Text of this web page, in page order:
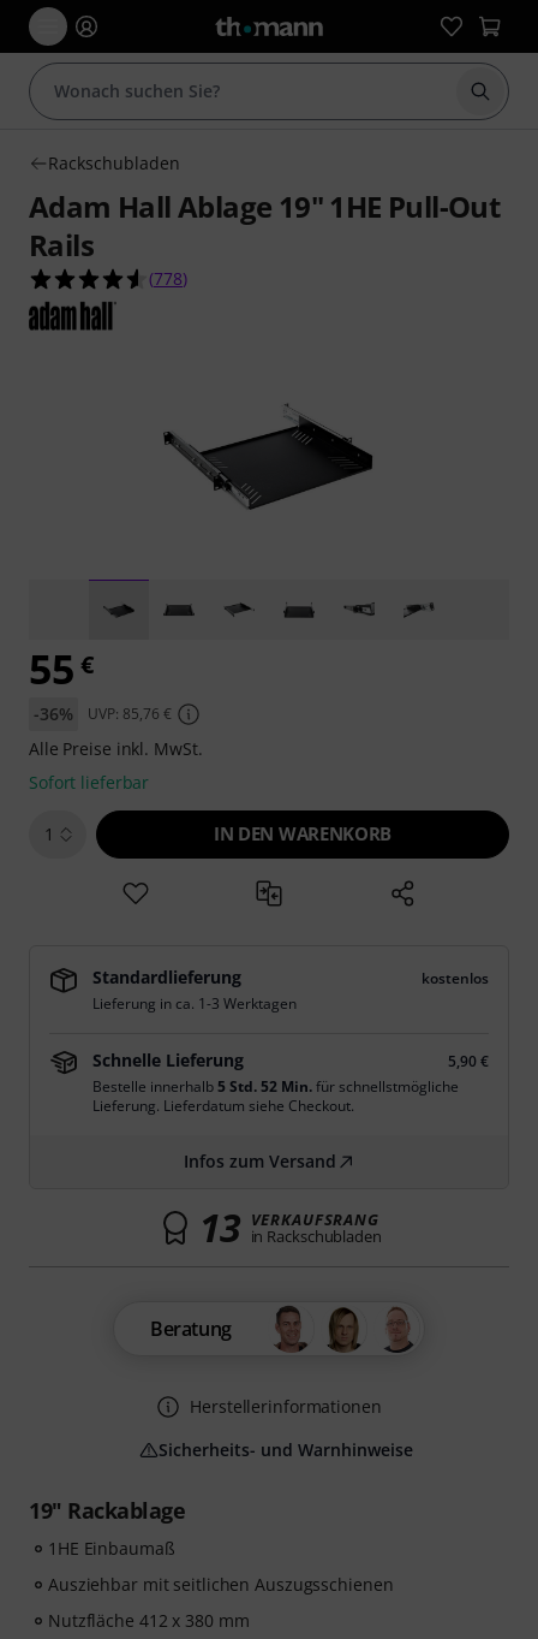
Suche
Rackschubladen
Adam Hall Ablage 19" 1HE Pull-Out
Rails
4.6 von 5 Sternen aus 778 Kundenbewertungen
(778)
19" Rackablage
1HE Einbaumaß
Ausziehbar mit seitlichen Auszugsschienen
Nutzfläche 412 x 380 mm
55 €
-36% UVP: 85,76 €
Alle Preise inkl. MwSt.
Sofort lieferbar
1 IN DEN WARENKORB
Standardlieferung
kostenlos
Lieferung in ca. 1-3 Werktagen
Schnelle Lieferung
5,90 €
Bestelle innerhalb5 Std. 52 Min.für schnellstmögliche
Lieferung. Lieferdatum siehe Checkout.
Infos zum Versand
13 VERKAUFSRANG
in Rackschubladen
Beratung
Herstellerinformationen
Sicherheits- und Warnhinweise